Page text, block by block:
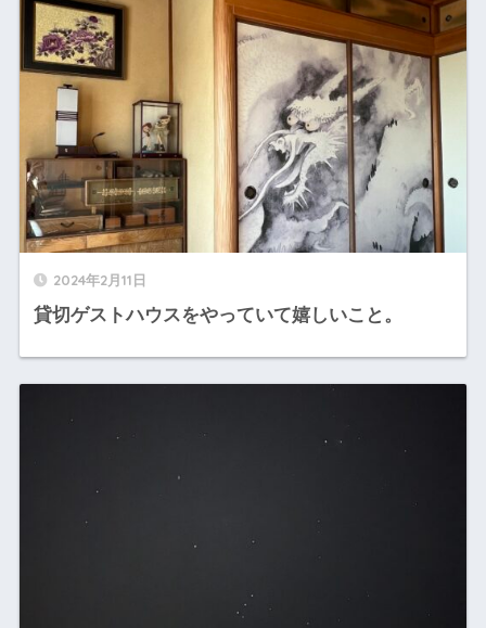
2024年2月11日
貸切ゲストハウスをやっていて嬉しいこと。